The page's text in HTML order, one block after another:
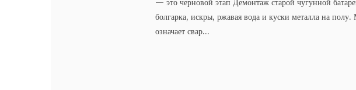
— это черновой этап Демонтаж старой чугунной
болгарка, искры, ржавая вода и куски металла на
означает свар...